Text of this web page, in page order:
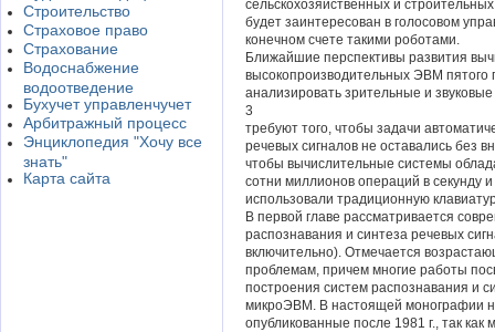
Строительство
Страховое право
Страхование
Водоснабжение
водоотведение
Бухучет управленчучет
Арбитражный процесс
Энциклопедия "Хочу все
знать"
Карта сайта
сельскохозяйственных и
будет заинтересован в голосовом
конечном счете такими роботами.
Ближайшие перспективы развития
высокопроизводительных ЭВМ
анализировать зрительные и
3
требуют того, чтобы задачи
речевых сигналов не оставались без
чтобы вычислительные системы
сотни миллионов операций в секунду
использовали традиционную
В первой главе рассматривается
распознавания и синтеза речевых
включительно). Отмечается
проблемам, причем многие работы
построения систем распознавания и
микроЭВМ. В настоящей монографии
опубликованные после 1981 г., так как